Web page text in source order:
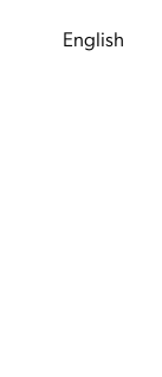
English